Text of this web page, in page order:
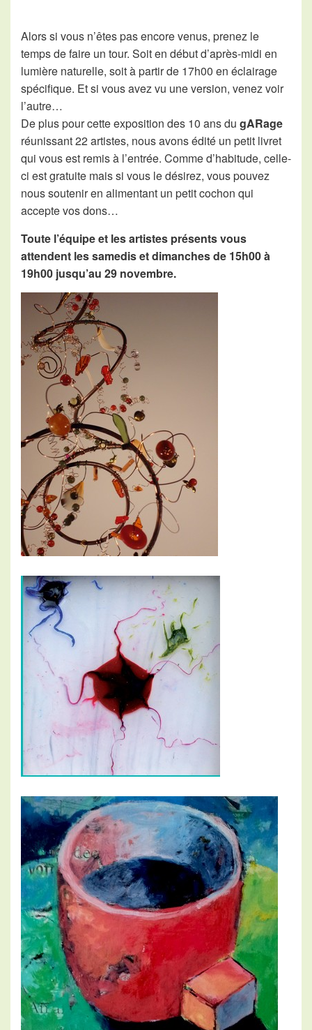
Alors si vous n’êtes pas encore venus, prenez le
temps de faire un tour. Soit en début d’après-midi en
lumière naturelle, soit à partir de 17h00 en éclairage
spécifique. Et si vous avez vu une version, venez voir
l’autre…
De plus pour cette exposition des 10 ans du gARage
réunissant 22 artistes, nous avons édité un petit livret
qui vous est remis à l’entrée. Comme d’habitude, celle-
ci est gratuite mais si vous le désirez, vous pouvez
nous soutenir en alimentant un petit cochon qui
accepte vos dons…
Toute l’équipe et les artistes présents vous
attendent les samedis et dimanches de 15h00 à
19h00 jusqu’au 29 novembre.